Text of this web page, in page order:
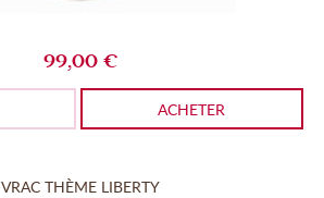
99,00 €
ACHETER
VRAC THÈME LIBERTY